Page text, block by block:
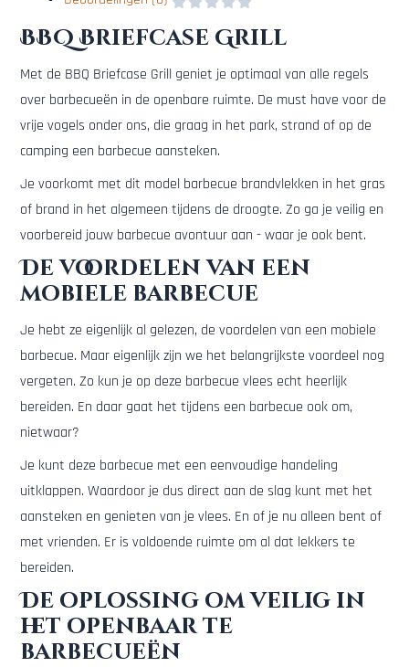
BBQ Briefcase Grill
Met de BBQ Briefcase Grill geniet je optimaal van alle regels
over barbecueën in de openbare ruimte. De must have voor de
vrije vogels onder ons, die graag in het park, strand of op de
camping een barbecue aansteken.
Je voorkomt met dit model barbecue brandvlekken in het gras
of brand in het algemeen tijdens de droogte. Zo ga je veilig en
voorbereid jouw barbecue avontuur aan - waar je ook bent.
De voordelen van een
mobiele barbecue
Je hebt ze eigenlijk al gelezen, de voordelen van een mobiele
barbecue. Maar eigenlijk zijn we het belangrijkste voordeel nog
vergeten. Zo kun je op deze barbecue vlees echt heerlijk
bereiden. En daar gaat het tijdens een barbecue ook om,
nietwaar?
Je kunt deze barbecue met een eenvoudige handeling
uitklappen. Waardoor je dus direct aan de slag kunt met het
aansteken en genieten van je vlees. En of je nu alleen bent of
met vrienden. Er is voldoende ruimte om al dat lekkers te
bereiden.
De oplossing om veilig in
het openbaar te
barbecueën